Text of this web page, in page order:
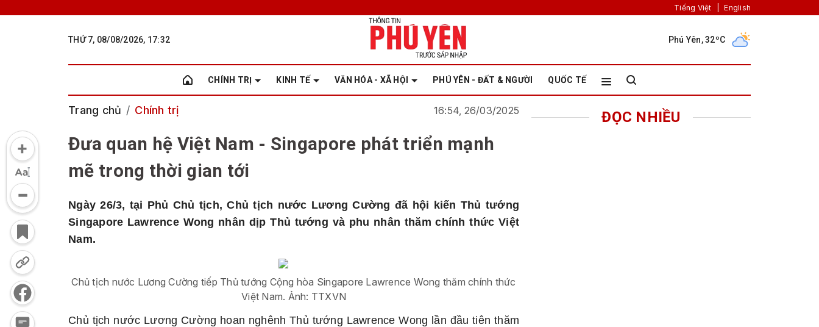
Tiếng Việt English
THỨ 7, 08/08/2026, 17:32 Phú Yên, 32ºC
CHÍNH TRỊ KINH TẾ VĂN HÓA - XÃ HỘI PHÚ YÊN - ĐẤT & NGƯỜI QUỐC TẾ
Trang chủ Chính trị 16:54, 26/03/2025
Đưa quan hệ Việt Nam - Singapore phát triển mạnh
mẽ trong thời gian tới
Ngày 26/3, tại Phủ Chủ tịch, Chủ tịch nước Lương Cường đã hội kiến Thủ tướng
Singapore Lawrence Wong nhân dịp Thủ tướng và phu nhân thăm chính thức Việt
Nam.
Chủ tịch nước Lương Cường tiếp Thủ tướng Cộng hòa Singapore Lawrence Wong thăm chính thức
Việt Nam. Ảnh: TTXVN
Chủ tịch nước Lương Cường hoan nghênh Thủ tướng Lawrence Wong lần đầu tiên thăm
ĐỌC NHIỀU